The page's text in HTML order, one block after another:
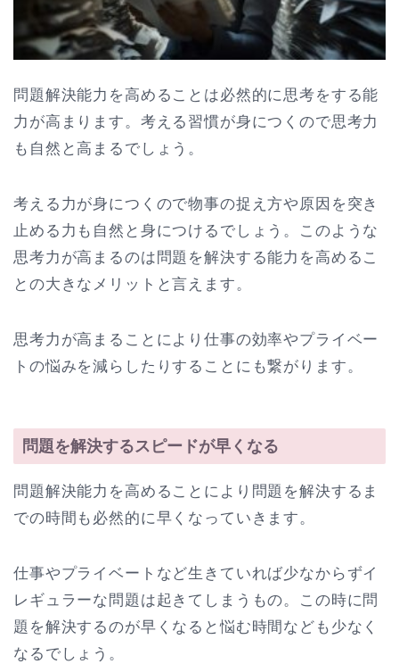
問題解決能力を高めることは必然的に思考をする能
力が高まります。考える習慣が身につくので思考力
も自然と高まるでしょう。
考える力が身につくので物事の捉え方や原因を突き
止める力も自然と身につけるでしょう。このような
思考力が高まるのは問題を解決する能力を高めるこ
との大きなメリットと言えます。
思考力が高まることにより仕事の効率やプライベー
トの悩みを減らしたりすることにも繋がります。
問題を解決するスピードが早くなる
問題解決能力を高めることにより問題を解決するま
での時間も必然的に早くなっていきます。
仕事やプライベートなど生きていれば少なからずイ
レギュラーな問題は起きてしまうもの。この時に問
題を解決するのが早くなると悩む時間なども少なく
なるでしょう。